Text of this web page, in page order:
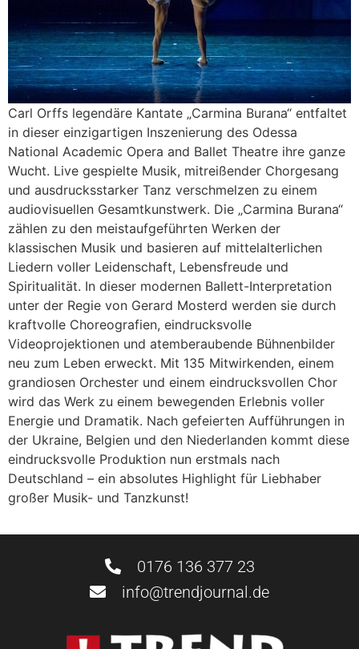
Carl Orffs legendäre Kantate „Carmina Burana“ entfaltet
in dieser einzigartigen Inszenierung des Odessa
National Academic Opera and Ballet Theatre ihre ganze
Wucht. Live gespielte Musik, mitreißender Chorgesang
und ausdrucksstarker Tanz verschmelzen zu einem
audiovisuellen Gesamtkunstwerk. Die „Carmina Burana“
zählen zu den meistaufgeführten Werken der
klassischen Musik und basieren auf mittelalterlichen
Liedern voller Leidenschaft, Lebensfreude und
Spiritualität. In dieser modernen Ballett-Interpretation
unter der Regie von Gerard Mosterd werden sie durch
kraftvolle Choreografien, eindrucksvolle
Videoprojektionen und atemberaubende Bühnenbilder
neu zum Leben erweckt. Mit 135 Mitwirkenden, einem
grandiosen Orchester und einem eindrucksvollen Chor
wird das Werk zu einem bewegenden Erlebnis voller
Energie und Dramatik. Nach gefeierten Aufführungen in
der Ukraine, Belgien und den Niederlanden kommt diese
eindrucksvolle Produktion nun erstmals nach
Deutschland – ein absolutes Highlight für Liebhaber
großer Musik- und Tanzkunst!
0176 136 377 23
info@trendjournal.de